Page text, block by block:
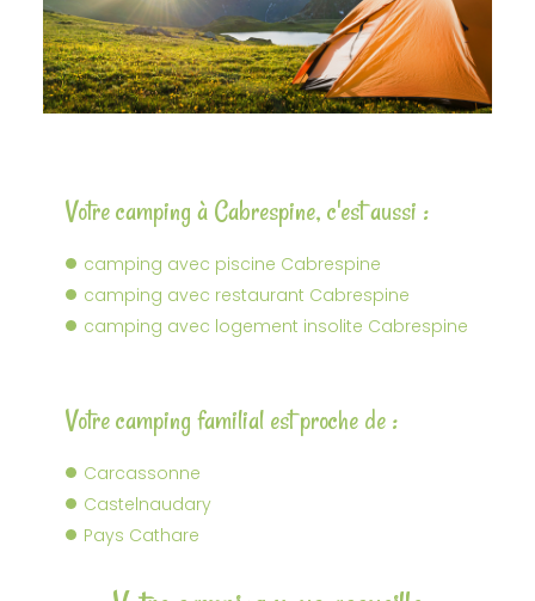
Votre camping à Cabrespine, c'est aussi :
camping avec piscine Cabrespine
camping avec restaurant Cabrespine
camping avec logement insolite Cabrespine
Votre camping familial est proche de :
Carcassonne
Castelnaudary
Pays Cathare